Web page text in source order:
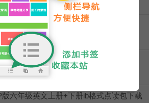
第一季ib格式点读包下载
Tales ib格式点读包下载
六年级英文上册+下册ib格式点读包下载